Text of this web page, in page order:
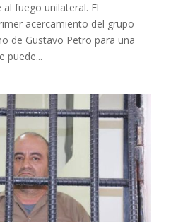
fuego unilateral. El
acercamiento del grupo
de Gustavo Petro para una
puede...